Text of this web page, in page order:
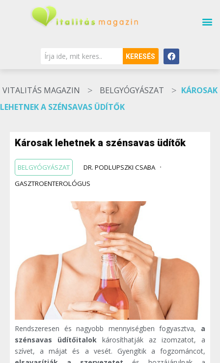
KERESÉS
VITALITÁS MAGAZIN > BELGYÓGYÁSZAT > KÁROSAK
LEHETNEK A SZÉNSAVAS ÜDÍTŐK
Károsak lehetnek a szénsavas üdítők
BELGYÓGYÁSZAT
DR. PODLUPSZKI CSABA
GASZTROENTEROLÓGUS
Rendszeresen és nagyobb mennyiségben fogyasztva, a
szénsavas üdítőitalok károsíthatják az izomzatot, a
szívet, a májat és a vesét. Gyengítik a fogzománcot,